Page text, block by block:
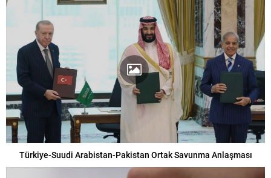
Türkiye-Suudi Arabistan-Pakistan Ortak Savunma Anlaşması